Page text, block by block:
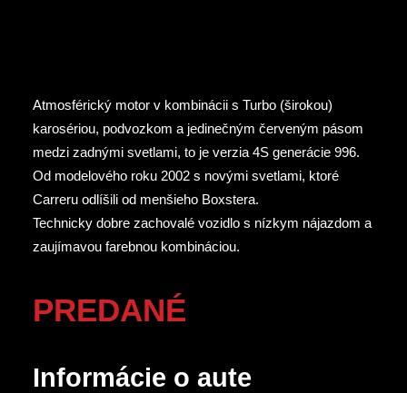
Atmosférický motor v kombinácii s Turbo (širokou)
karosériou, podvozkom a jedinečným červeným pásom
medzi zadnými svetlami, to je verzia 4S generácie 996.
Od modelového roku 2002 s novými svetlami, ktoré
Carreru odlíšili od menšieho Boxstera.
Technicky dobre zachovalé vozidlo s nízkym nájazdom a
zaujímavou farebnou kombináciou.
PREDANÉ
Informácie o aute